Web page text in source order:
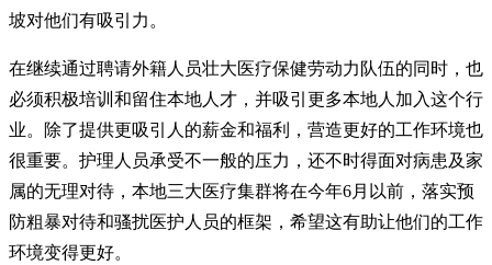
坡对他们有吸引力。
在继续通过聘请外籍人员壮大医疗保健劳动力队伍的同时，也
必须积极培训和留住本地人才，并吸引更多本地人加入这个行
业。除了提供更吸引人的薪金和福利，营造更好的工作环境也
很重要。护理人员承受不一般的压力，还不时得面对病患及家
属的无理对待，本地三大医疗集群将在今年6月以前，落实预
防粗暴对待和骚扰医护人员的框架，希望这有助让他们的工作
环境变得更好。